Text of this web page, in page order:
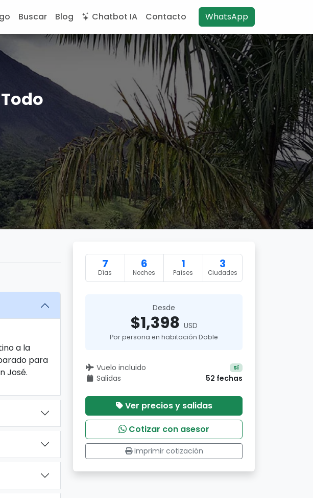
Buscar Blog Chatbot IA Contacto WhatsApp
a la
para
José.
7
Días
6
Noches
1
Países
3
Ciudades
Desde
$1,398 USD
Por persona en habitación Doble
Vuelo incluido Sí
Salidas 52 fechas
Ver precios y salidas
Cotizar con asesor
Imprimir cotización